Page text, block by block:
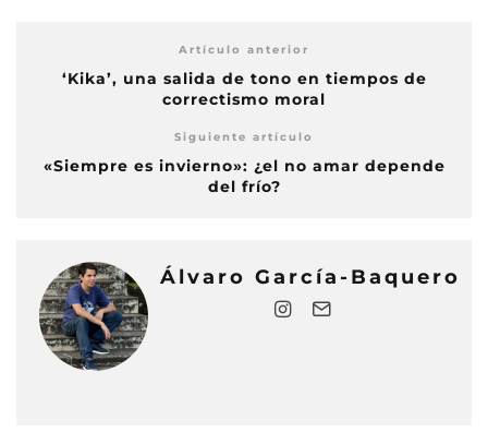
Artículo anterior
‘Kika’, una salida de tono en tiempos de
correctismo moral
Siguiente artículo
«Siempre es invierno»: ¿el no amar depende
del frío?
Álvaro García-Baquero